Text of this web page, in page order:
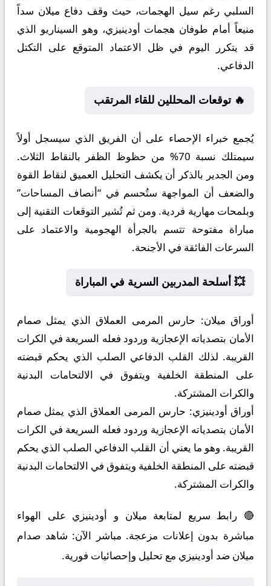
السلبي رغم سيل الهجمات، حيث وقف دفاع ميلان سداً
منيعاً أمام طوفان هجمات أودينيزي، وهو السيناريو الذي
قد يتكرر اليوم في ظل الاعتماد المتوقع على التكتل
الدفاعي.
🔥 توقعات المحللين للقاء المرتقب
يُجمع خبراء الإحصاء على أن الفريق الذي سيسجل أولاً
سيمتلك نسبة 70% من حظوظ الظفر بالنقاط الثلاث.
ومن الجدير بالذكر أن يكشف التحليل العميق لنقاط القوة
والضعف أن المواجهة ستُحسم في “أنصاف المساحات”
وبلمحات مهارية فردية. ومن ثم تُشير التوقعات التقنية إلى
مباراة مفتوحة تتسم بالجرأة الهجومية والاعتماد على
السرعات الفائقة في الأجنحة.
💥 أسلحة المدربين السرية في المباراة
أوراق ميلان: حارس المرمى العملاق الذي يمثل صمام
الأمان بتصدياته الإعجازية وردود فعله السريعة في الكرات
القريبة. لذلك القلب الدفاعي الصلب الذي يحكم قبضته
على المنطقة الخلفية ويتفوق في الالتحامات البدنية
والكرات المشتركة.
أوراق أودينيزي: حارس المرمى العملاق الذي يمثل صمام
الأمان بتصدياته الإعجازية وردود فعله السريعة في الكرات
القريبة. وهو ما يعني أن القلب الدفاعي الصلب الذي يحكم
قبضته على المنطقة الخلفية ويتفوق في الالتحامات البدنية
والكرات المشتركة.
🔴 رابط سريع لمتابعة ميلان و أودينيزي على الهواء
مباشرة بدون إعلانات مزعجة. مباشر الآن: شاهد صدام
ميلان ضد أودينيزي مع تحليل وإحصائيات فورية.